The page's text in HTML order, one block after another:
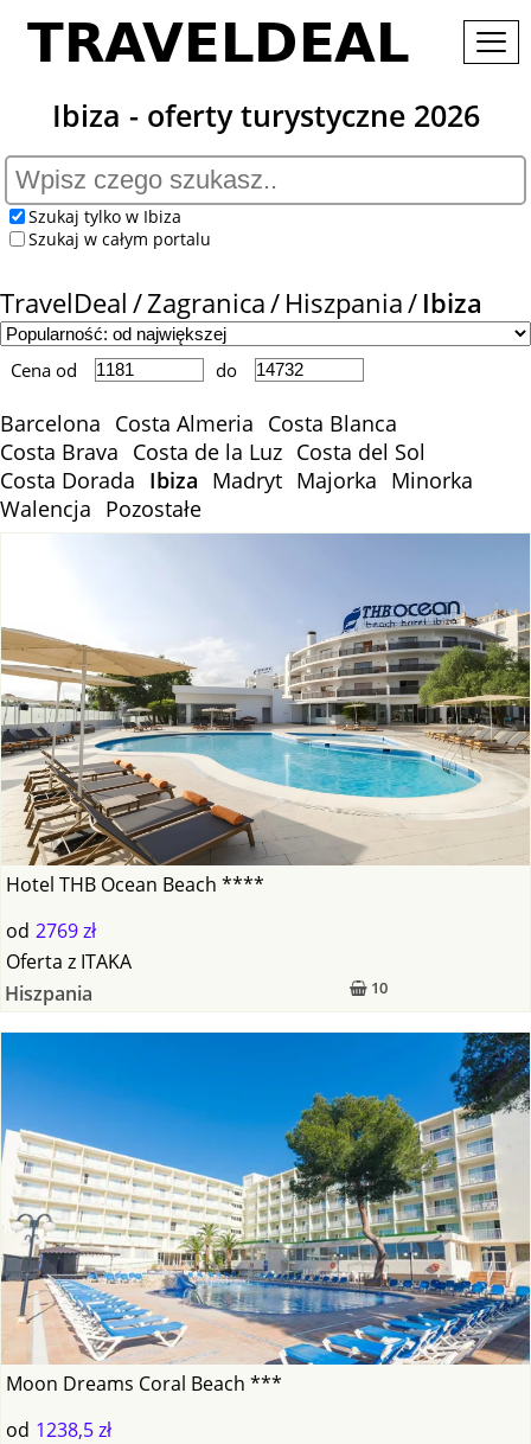
Ibiza - oferty turystyczne 2026
Szukaj tylko w Ibiza
Szukaj w całym portalu
TravelDeal Zagranica Hiszpania Ibiza
Cena od do
Barcelona Costa Almeria Costa Blanca
Costa Brava Costa de la Luz Costa del Sol
Costa Dorada Ibiza Madryt Majorka Minorka
Walencja Pozostałe
Hotel THB Ocean Beach ****
od 2769 zł
10
Oferta z ITAKA
Hiszpania
Moon Dreams Coral Beach ***
od 1238,5 zł